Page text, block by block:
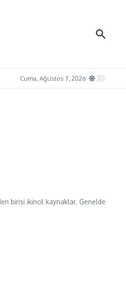
Cuma, Ağustos 7, 2026
birisi ikincil kaynaklar. Genelde